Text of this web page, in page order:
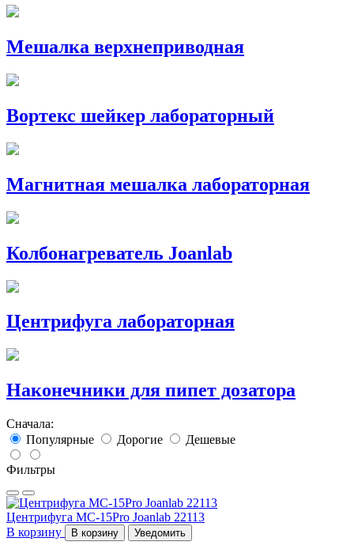
Мешалка верхнеприводная
Вортекс шейкер лабораторный
Магнитная мешалка лабораторная
Колбонагреватель Joanlab
Центрифуга лабораторная
Наконечники для пипет дозатора
Сначала:
Популярные
Дорогие Дешевые
Фильтры
Центрифуга MC-15Pro Joanlab 22113
В корзину
В корзину Уведомить